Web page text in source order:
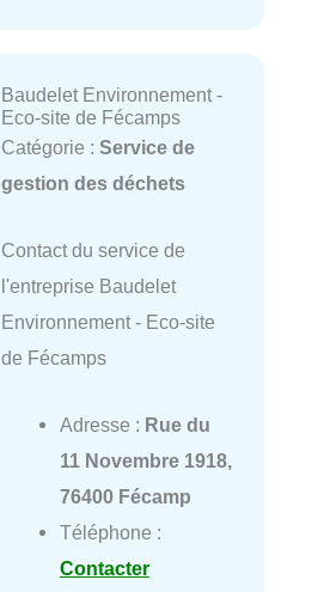
Baudelet Environnement -
Eco-site de Fécamps
Catégorie : Service de
gestion des déchets
Contact du service de
l'entreprise Baudelet
Environnement - Eco-site
de Fécamps
Adresse : Rue du
11 Novembre 1918,
76400 Fécamp
Téléphone :
Contacter